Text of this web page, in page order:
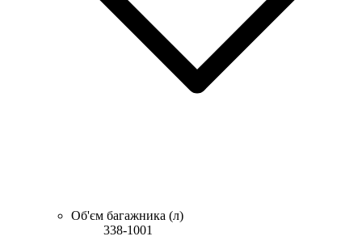
Об'єм багажника (л)
338-1001